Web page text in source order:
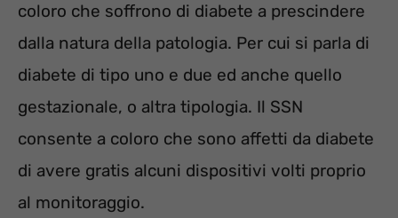
coloro che soffrono di diabete a prescindere
dalla natura della patologia. Per cui si parla di
diabete di tipo uno e due ed anche quello
gestazionale, o altra tipologia. Il SSN
consente a coloro che sono affetti da diabete
di avere gratis alcuni dispositivi volti proprio
al monitoraggio.